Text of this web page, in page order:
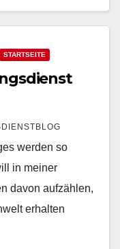
STARTSEITE
werden so
in meiner
davon aufzählen,
erhalten